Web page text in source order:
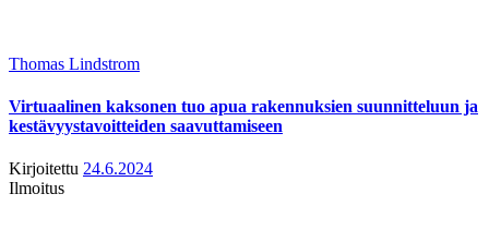
Thomas Lindstrom
Virtuaalinen kaksonen tuo apua rakennuksien suunnitteluun ja
kestävyystavoitteiden saavuttamiseen
Kirjoitettu 24.6.2024
Ilmoitus